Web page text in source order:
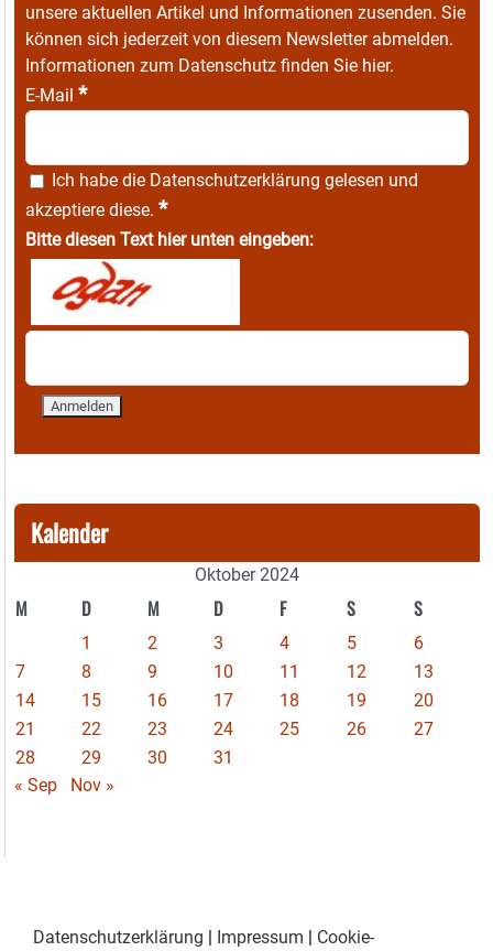
unsere aktuellen Artikel und Informationen zusenden. Sie
können sich jederzeit von diesem Newsletter abmelden.
Informationen zum Datenschutz finden Sie hier.
E-Mail *
Ich habe die Datenschutzerklärung gelesen und
akzeptiere diese. *
Bitte diesen Text hier unten eingeben:
Kalender
Oktober 2024
M D M D F S S
1 2 3 4 5
6
7
8 9 10 11 12
13
14
15 16 17 18 19
20
21
22 23 24 25 26
27
28
29 30
31
« Sep
Nov »
Datenschutzerklärung | Impressum | Cookie-